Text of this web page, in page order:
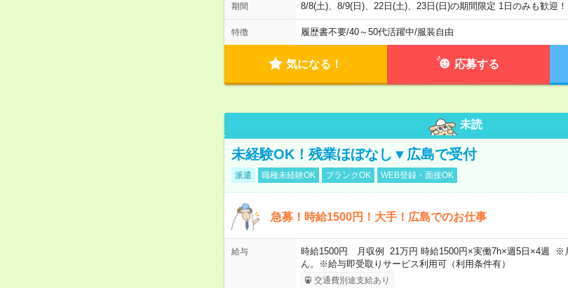
期間 8/8(土)、8/9(日)、22日(土)、23日(日)の期間限定 1日のみも歓迎！
特徴 履歴書不要/40～50代活躍中/服装自由
気になる！ 応募する
未読
未経験OK！残業ほぼなし▼広島で受付
派遣 職種未経験OK ブランクOK WEB登録・面接OK
急募！時給1500円！大手！広島でのお仕事
給与
時給1500円 月収例 21万円 時給1500円×実働7h×週5日×4週 ※
ん。※給与即受取りサービス利用可（利用条件有）
交通費別途支給あり